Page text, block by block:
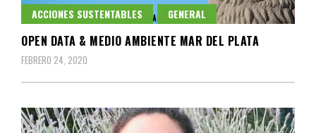
ACCIONES SUSTENTABLES GENERAL
OPEN DATA & MEDIO AMBIENTE MAR DEL PLATA
FEBRERO 24, 2020